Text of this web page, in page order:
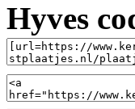
Hyves